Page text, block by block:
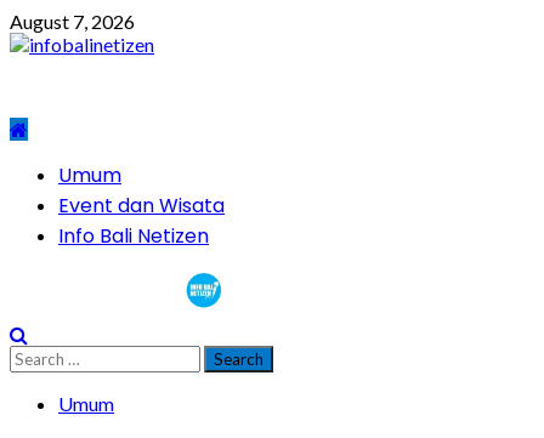
Skip
to
August 7, 2026
PrimaryUmum
Event dan Wisata
Info Bali Netizen
Search
for:
Umum